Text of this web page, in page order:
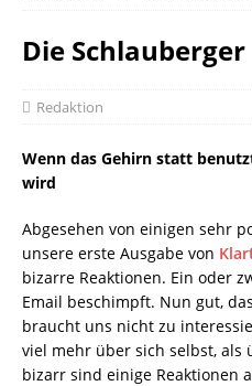
Die Schlauberger
Redaktion
Wenn das Gehirn statt
wird
Abgesehen von einigen sehr
unsere erste Ausgabe von
bizarre Reaktionen. Ein oder
Email beschimpft. Nun gut,
braucht uns nicht zu
viel mehr über sich selbst, als
bizarr sind einige Reaktionen